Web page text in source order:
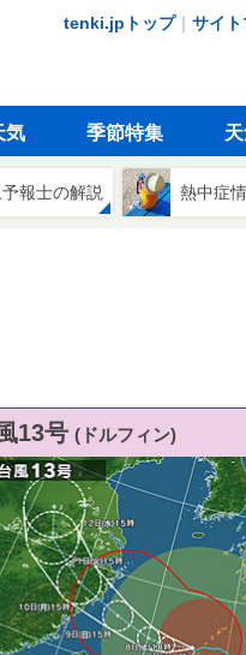
tenki.jpトップ｜ サイ
気 季節特集
報士の解説 熱中症
13号 (ドルフィン)